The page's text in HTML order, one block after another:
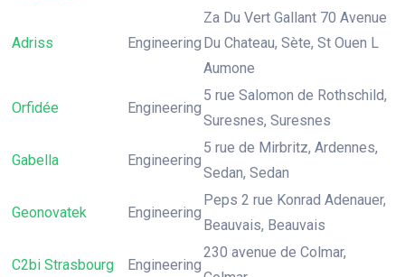
Adriss Engineering
Za Du Vert Gallant 70 Avenue
Du Chateau, Sète, St Ouen L
Aumone
Orfidée Engineering
5 rue Salomon de Rothschild,
Suresnes, Suresnes
Gabella Engineering
5 rue de Mirbritz, Ardennes,
Sedan, Sedan
Geonovatek Engineering
Peps 2 rue Konrad Adenauer,
Beauvais, Beauvais
C2bi Strasbourg Engineering
230 avenue de Colmar,